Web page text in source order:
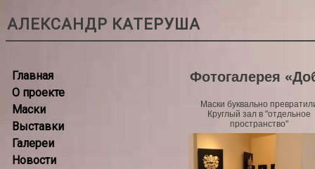
АЛЕКСАНДР КАТЕРУША
Главная
О проекте
Маски
Выставки
Галереи
Новости
Фотогалерея
Маски буквально
Круглый зал в "отдельное
пространство"